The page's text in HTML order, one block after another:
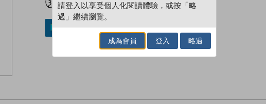
加入／閱讀電子書
請登入以享受個人化閱讀體驗，或按「略
過」繼續瀏覽。
成為會員 登入 略過